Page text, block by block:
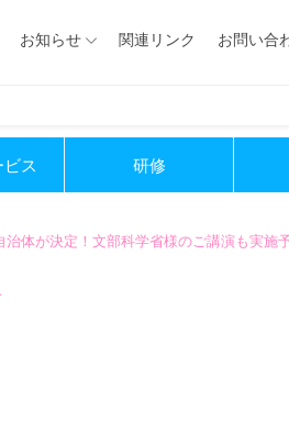
お知らせ 関連リンク お問い合
ス 研修
体が決定！文部科学省様のご講演も実施